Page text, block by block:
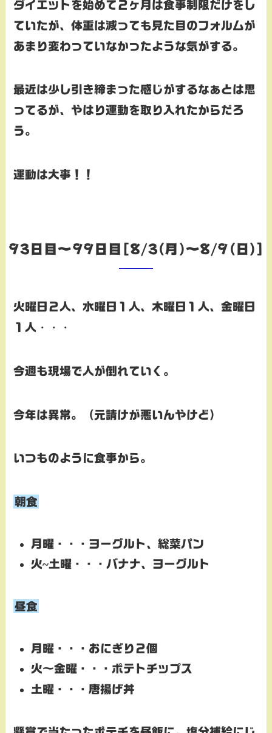
ダイエットを始めて２ヶ月は食事制限だけをし
ていたが、体重は減っても見た目のフォルムが
あまり変わっていなかったような気がする。
最近は少し引き締まった感じがするなぁとは思
ってるが、やはり運動を取り入れたからだろ
う。
運動は大事！！
93日目～99日目[8/3(月)～8/9(日)]
火曜日２人、水曜日１人、木曜日１人、金曜日
１人 ・・・
今週も現場で人が倒れていく。
今年は異常。（元請けが悪いんやけど）
いつものように食事から。
朝食
月曜・・・ ヨーグルト、総菜パン
火~土曜・・・バナナ、ヨーグルト
昼食
月曜・・・おにぎり２個
火～金曜・・・ ポテトチップス
土曜・・・ 唐揚げ丼